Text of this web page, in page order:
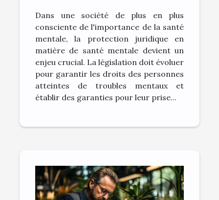
mentale
Dans une société de plus en plus
consciente de l'importance de la santé
mentale, la protection juridique en
matière de santé mentale devient un
enjeu crucial. La législation doit évoluer
pour garantir les droits des personnes
atteintes de troubles mentaux et
établir des garanties pour leur prise...